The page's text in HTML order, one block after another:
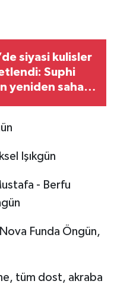
siyasi kulisler
Suphi
yeniden sahaya
Işıkgün
- Berfu
Nova Funda Öngün,
tüm dost, akraba